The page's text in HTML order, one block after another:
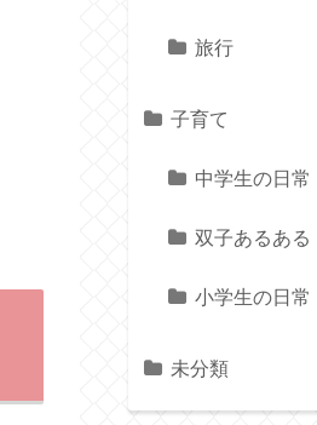
旅行
子育て
中学生の日常
双子あるある
小学生の日常
未分類